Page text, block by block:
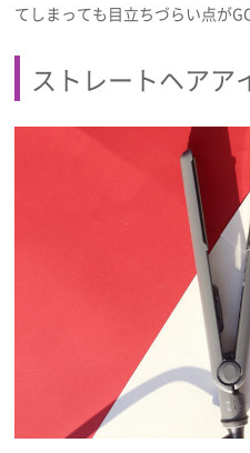
プライバシーポリシー
利用規約
お問い合わせ
てしまっても目立ちづらい点が
ストレートヘアア